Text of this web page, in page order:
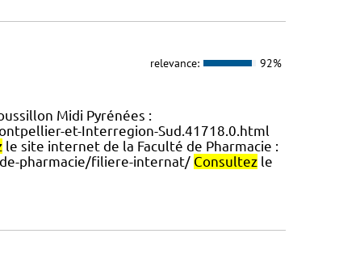
relevance: 92%
Midi Pyrénées :
et-Interregion-Sud.41718.0.html
le site internet de la Faculté de Pharmacie :
pharmacie/filiere-internat/ Consultezle